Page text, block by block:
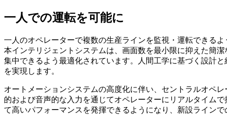
一人での運転を可能に
一人のオペレーターで複数の生産ラインを監視・運転できる
本インテリジェントシステムは、画面数を最小限に抑えた簡
集中できるよう最適化されています。人間工学に基づく設計
を実現します。
オートメーションシステムの高度化に伴い、セントラルオペ
的および音声的な入力を通じてオペレーターにリアルタイム
て高いパフォーマンスを発揮できるようになり、新設ラインで